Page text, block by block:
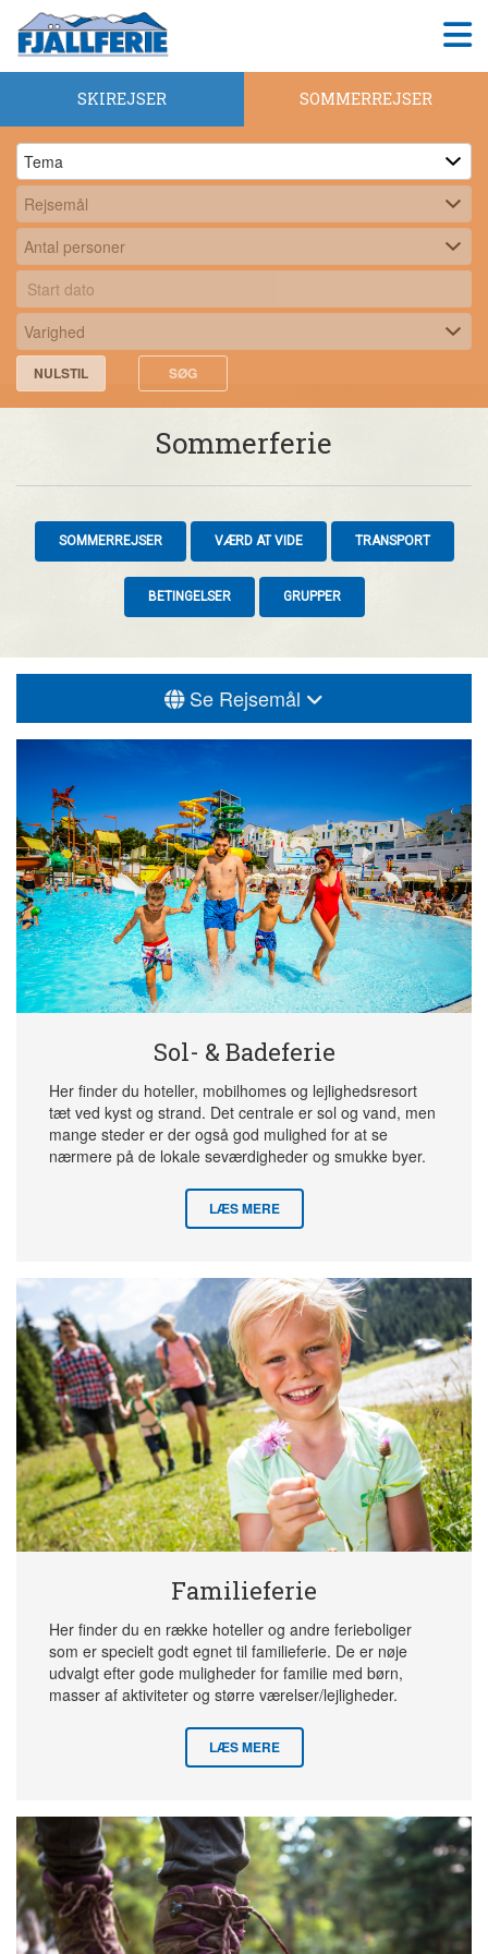
SKIREJSER SOMMERREJSER
NULSTIL SØG
Sommerferie
SOMMERREJSER VÆRD AT VIDE TRANSPORT
BETINGELSER GRUPPER
Se Rejsemål
Sol- & Badeferie
Her finder du hoteller, mobilhomes og lejlighedsresort
tæt ved kyst og strand. Det centrale er sol og vand, men
mange steder er der også god mulighed for at se
nærmere på de lokale seværdigheder og smukke byer.
LÆS MERE
Familieferie
Her finder du en række hoteller og andre ferieboliger
som er specielt godt egnet til familieferie. De er nøje
udvalgt efter gode muligheder for familie med børn,
masser af aktiviteter og større værelser/lejligheder.
LÆS MERE